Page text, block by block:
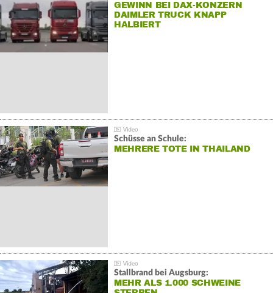
GEWINN BEI DAX-KONZERN
DAIMLER TRUCK KNAPP
HALBIERT
Schüsse an Schule:
MEHRERE TOTE IN THAILAND
Stallbrand bei Augsburg:
MEHR ALS 1.000 SCHWEINE